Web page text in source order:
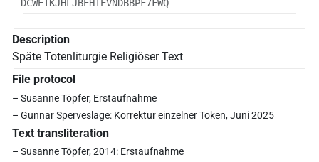
DCWEIKJHLJBEHIEVNDBBPF7FWQ
Description
Späte Totenliturgie Religiöser Text
File protocol
– Susanne Töpfer, Erstaufnahme
– Gunnar Sperveslage: Korrektur einzelner Token, Juni 2025
Text transliteration
– Susanne Töpfer, 2014: Erstaufnahme